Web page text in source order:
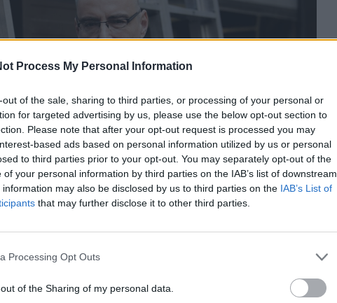
Process My Personal Information
out of the sale, sharing to third parties, or processing of your personal or
for targeted advertising by us, please use the below opt-out section to
Please note that after your opt-out request is processed you may
based ads based on personal information utilized by us or personal
to third parties prior to your opt-out. You may separately opt-out of the
your personal information by third parties on the IAB’s list of downstream
may also be disclosed by us to third parties on the IAB’s List of
that may further disclose it to other third parties.
Processing Opt Outs
of the Sharing of my personal data.Daugiau nuotraukų (3)